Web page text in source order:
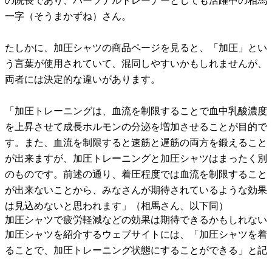
一字（そうまかずね）さん。
たしかに、加圧シャツの商品ページを見ると、「加圧」とい
う言葉が使用されていて、混同しやすいかもしれませんが、
両者には決定的な違いがあります。
「加圧トレーニングは、血流を制限することで血中乳酸濃度
を上昇させて成長ホルモンの分泌を増加させることが目的で
す。また、血流を制限すると速筋と遅筋の両方を鍛えること
が出来ますが、加圧トレーニングと加圧シャツはまったく別
のものです。前述の通り、着圧程度では血流を制限すること
が出来ないことから、みなさんが期待されているような効果
は見込めないと思われます」（相馬さん、以下同）
加圧シャツで疲労軽減などの効果は期待できるかもしれない
加圧シャツを紹介するウェブサイトには、「加圧シャツを着
ることで、加圧トレーニング状態にすることができる」と記